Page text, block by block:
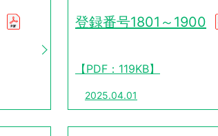
登録番号1801～1900
【PDF：119KB】
2025.04.01